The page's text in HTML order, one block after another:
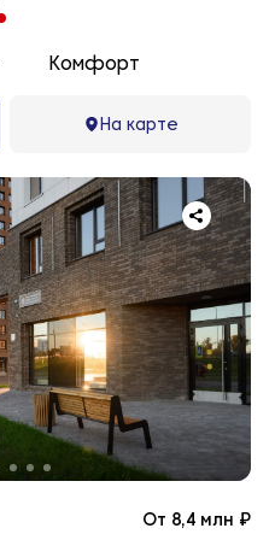
Комфорт
На карте
От 8,4 млн ₽